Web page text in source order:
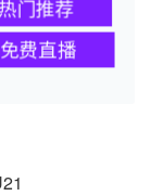
门推荐
费直播